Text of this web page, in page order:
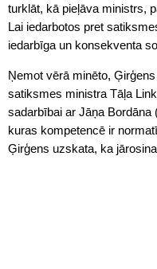
turklāt, kā pieļāva ministrs,
Lai iedarbotos pret
iedarbīga un konsekventa
Ņemot vērā minēto,
satiksmes ministra Tāļa
sadarbībai ar Jāņa Bordāna
kuras kompetencē ir
Ģirģens uzskata, ka